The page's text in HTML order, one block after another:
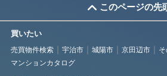
このページの先
買いたい
売買物件検索 宇治市 城陽市 京田辺市
マンションカタログ